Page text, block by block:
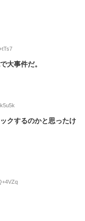
大事件だ。
クするのかと思ったけ